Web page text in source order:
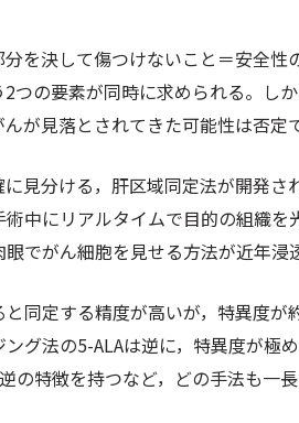
を決して傷つけないこと＝安全性
つの要素が同時に求められる。し
が見落とされてきた可能性は否定
見分ける，肝区域同定法が開発
中にリアルタイムで目的の組織を
でがん細胞を見せる方法が近年浸
同定する精度が高いが，特異度
グ法の5-ALAは逆に，特異度が極
特徴を持つなど，どの手法も一長